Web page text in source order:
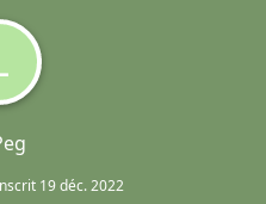
19 déc. 2022